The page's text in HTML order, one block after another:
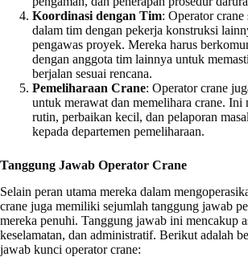
Koordinasi dengan Tim: Operator
dalam tim dengan pekerja konstruksi
pengawas proyek. Mereka harus
dengan anggota tim lainnya untuk
berjalan sesuai rencana.
Pemeliharaan Crane: Operator crane
untuk merawat dan memelihara crane. Ini
rutin, perbaikan kecil, dan pelaporan
kepada departemen pemeliharaan.
Tanggung Jawab Operator Crane
Selain peran utama mereka dalam
crane juga memiliki sejumlah tanggung jawab
mereka penuhi. Tanggung jawab ini mencakup
keselamatan, dan administratif. Berikut adalah
jawab kunci operator crane: